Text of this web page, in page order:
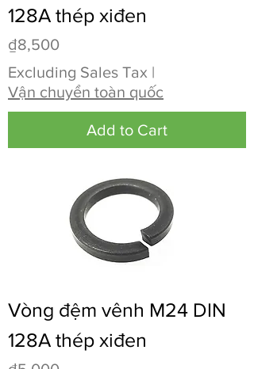
128A thép xiđen
Price
₫8,500
Excluding Sales Tax |
Vận chuyển toàn quốc
Add to Cart
Vòng đệm vênh M24 DIN
128A thép xiđen